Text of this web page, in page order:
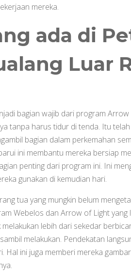
mereka.
ada di
Luar
bagian wajib dari program
tanpa harus tidur di tenda. Itu
bagian dalam perkemahan
ini membantu mereka bersiap
penting dari program ini. Ini
gunakan di kemudian hari.
tua yang mungkin belum
Webelos dan Arrow of Light
lebih dari sekedar
melakukan. Pendekatan
Hal ini juga memberi mereka